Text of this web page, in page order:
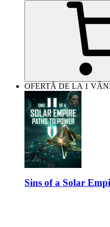
OFERTĂ DE LA 1
Sins of a Solar